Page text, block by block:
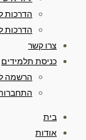
הדרכות
הדרכות
צרו קשר
כניסת תלמידים
הרשמה
בית
אודות